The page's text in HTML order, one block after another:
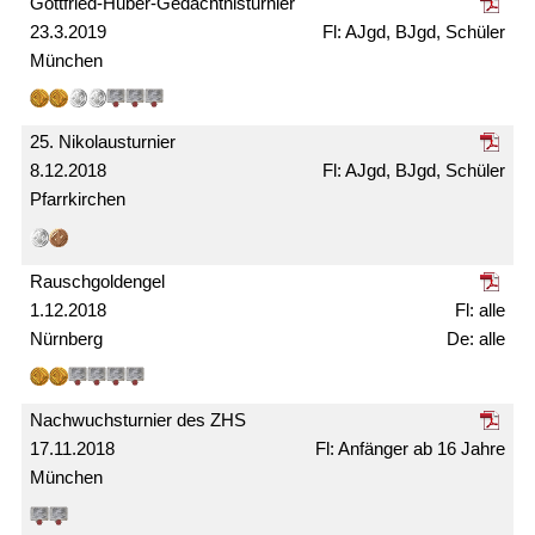
23.3.2019
München
AJgd, BJgd, Schüler
8.12.2018
25. Nikolaus­turnier
Pfarrkirchen
AJgd, BJgd, Schüler
1.12.2018
Rausch­gold­engel
Nürnberg
alle
alle
17.11.2018
Nachwuchs­turnier des ZHS
München
Anfänger ab 16 Jahre